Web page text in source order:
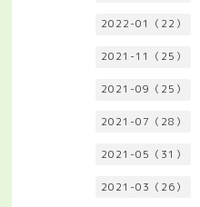
2022-01（22）
2021-11（25）
2021-09（25）
2021-07（28）
2021-05（31）
2021-03（26）